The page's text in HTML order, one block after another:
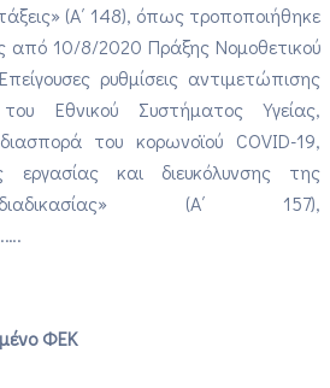
(Α΄ 148), όπως τροποποιήθηκε
10/8/2020 Πράξης Νομοθετικού
ρυθμίσεις αντιμετώπισης
Εθνικού Συστήματος Υγείας,
του κορωνοϊού COVID-19,
εργασίας και διευκόλυνσης της
διαδικασίας» (Α΄ 157),
ΦΕΚ